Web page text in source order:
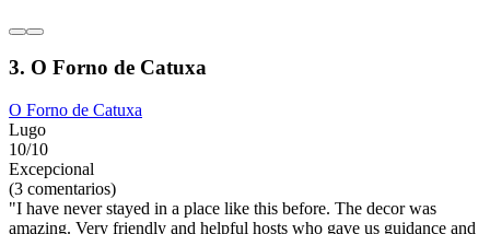
3. O Forno de Catuxa
O Forno de Catuxa
Lugo
10/10
Excepcional
(3 comentarios)
"I have never stayed in a place like this before. The decor was
amazing. Very friendly and helpful hosts who gave us guidance and